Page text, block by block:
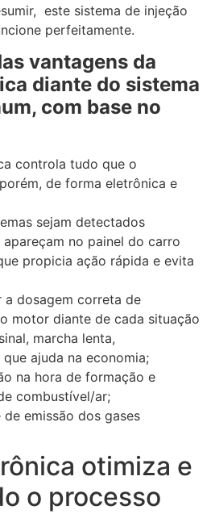
este sistema de injeção
perfeitamente.
vantagens da
diante do sistema
com base no
controla tudo que o
de forma eletrônica e
sejam detectados
no painel do carro
propicia ação rápida e evita
a dosagem correta de
motor diante de cada situação
marcha lenta,
ajuda na economia;
na hora de formação e
combustível/ar;
emissão dos gases
otimiza e
o processo